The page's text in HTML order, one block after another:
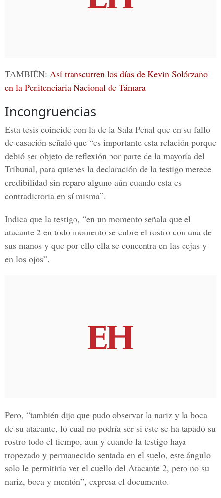
TAMBIÉN: Así transcurren los días de Kevin Solórzano
en la Penitenciaria Nacional de Támara
Incongruencias
Esta tesis coincide con la de la Sala Penal que en su fallo
de casación señaló que “es importante esta relación porque
debió ser objeto de reflexión por parte de la mayoría del
Tribunal, para quienes la declaración de la testigo merece
credibilidad sin reparo alguno aún cuando esta es
contradictoria en sí misma”.
Indica que la testigo, “en un momento señala que el
atacante 2 en todo momento se cubre el rostro con una de
sus manos y que por ello ella se concentra en las cejas y
en los ojos”.
Pero, “también dijo que pudo observar la nariz y la boca
de su atacante, lo cual no podría ser si este se ha tapado su
rostro todo el tiempo, aun y cuando la testigo haya
tropezado y permanecido sentada en el suelo, este ángulo
solo le permitiría ver el cuello del Atacante 2, pero no su
nariz, boca y mentón”, expresa el documento.